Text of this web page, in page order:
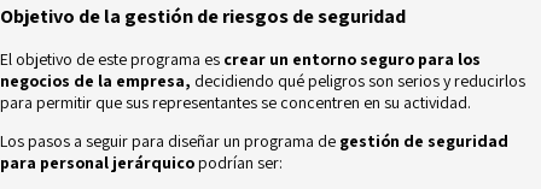
Objetivo de la gestión de riesgos de seguridad
El objetivo de este programa es crear un entorno seguro para los
negocios de la empresa, decidiendo qué peligros son serios y reducirlos
para permitir que sus representantes se concentren en su actividad.
Los pasos a seguir para diseñar un programa de gestión de seguridad
para personal jerárquicopodrían ser: